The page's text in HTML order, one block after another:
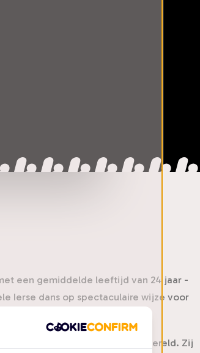
een gemiddelde leeftijd van 24 jaar -
Ierse dans op spectaculaire wijze voor
Ierse dansshows ter wereld. Zij